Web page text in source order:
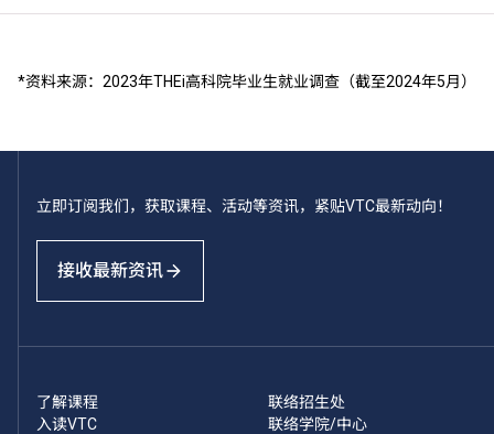
*资料来源：2023年THEi高科院毕业生就业调查（截至2024年5月）
立即订阅我们，获取课程、活动等资讯，紧贴VTC最新动向！
接收最新资讯
了解课程
入读VTC
联络招生处
联络学院/中心